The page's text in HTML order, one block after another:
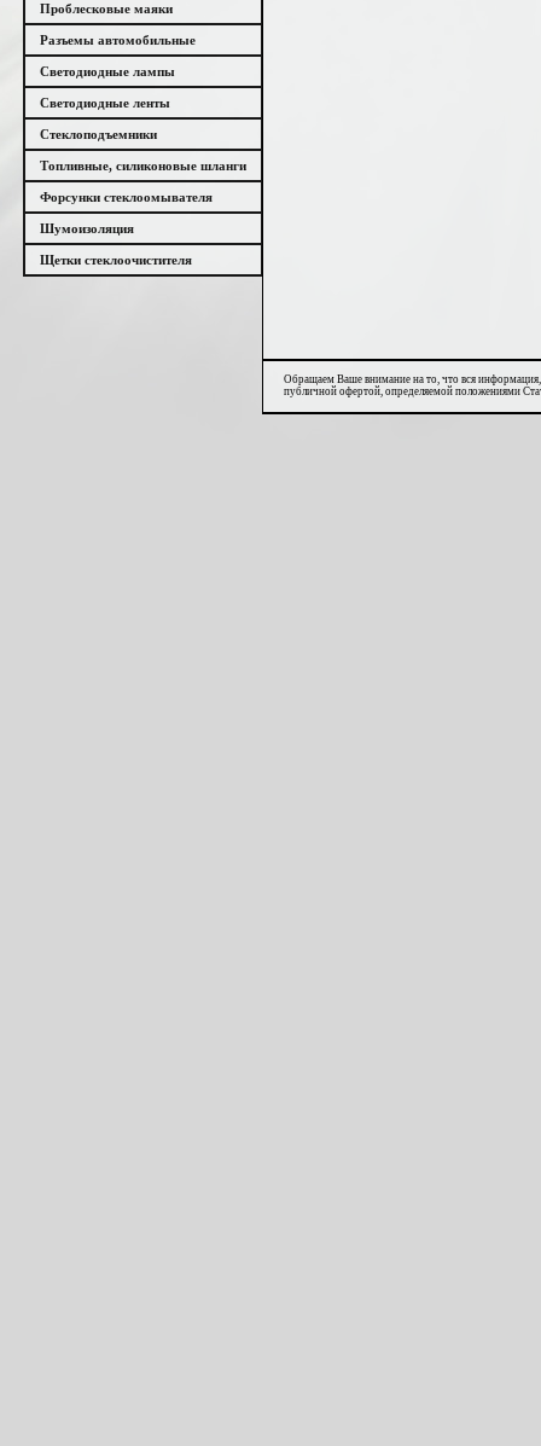
Проблесковые маяки
Разъемы автомобильные
Светодиодные лампы
Светодиодные ленты
Стеклоподъемники
Топливные, силиконовые шланги
Форсунки стеклоомывателя
Шумоизоляция
Щетки стеклоочистителя
Обращаем Ваше внимание на то, что вся
публичной офертой, определяемой положениями